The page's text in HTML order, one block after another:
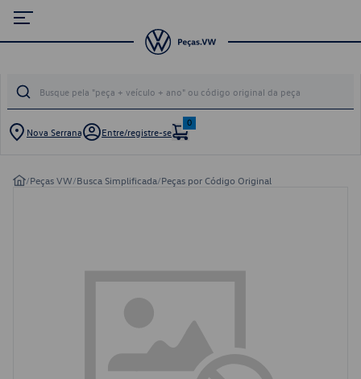
Nova Serrana Entre/registre-se
0
/Peças VW/Busca Simplificada/Peças por Código Original